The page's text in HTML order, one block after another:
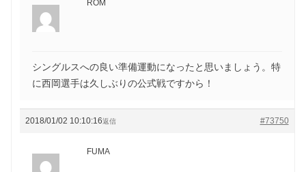
ROM
シングルスへの良い準備運動になったと思いましょう。特
に西岡選手は久しぶりの公式戦ですから！
2018/01/02 10:10:16 #73750
返信
FUMA